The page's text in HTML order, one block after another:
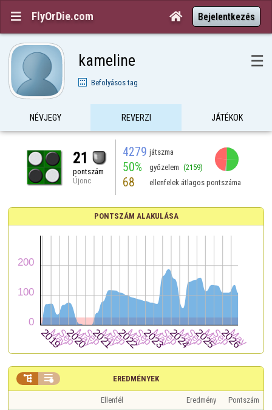
 FlyOrDie.com  Bejelentkezés
kameline ☰
Befolyásos tag
NÉVJEGY REVERZI JÁTÉKOK
21
pontszám
Újonc
4279 játszma
50% győzelem (2159)
68 ellenfelek átlagos pontszáma
PONTSZÁM ALAKULÁSA
EREDMÉNYEK
 
Ellenfél Eredmény
Pontszám